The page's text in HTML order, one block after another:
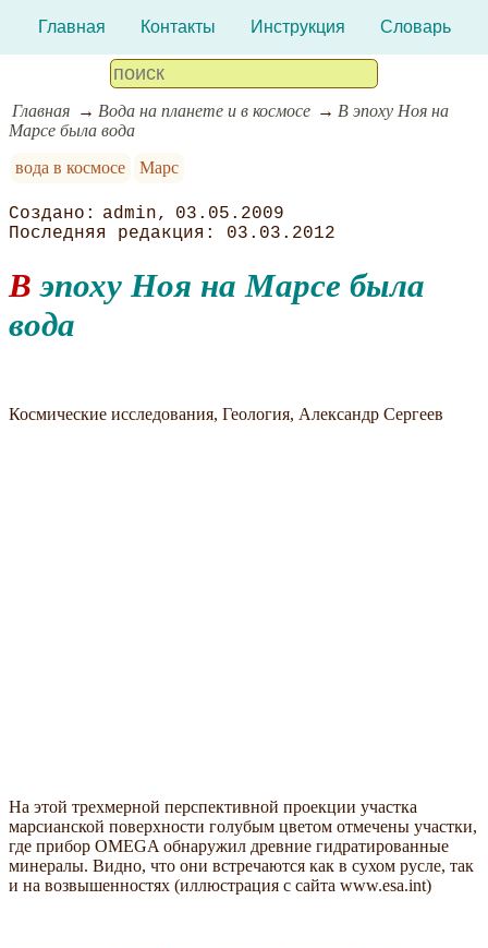
Главная Контакты Инструкция Словарь
Главная Вода на планете и в космосе
В эпоху Ноя на
Марсе была вода
вода в космосе
Марс
admin
03.05.2009
03.03.2012
В эпоху Ноя на Марсе была
вода
Космические исследования, Геология, Александр Сергеев
На этой трехмерной перспективной проекции участка
марсианской поверхности голубым цветом отмечены участки,
где прибор OMEGA обнаружил древние гидратированные
минералы. Видно, что они встречаются как в сухом русле, так
и на возвышенностях (иллюстрация с сайта www.esa.int)